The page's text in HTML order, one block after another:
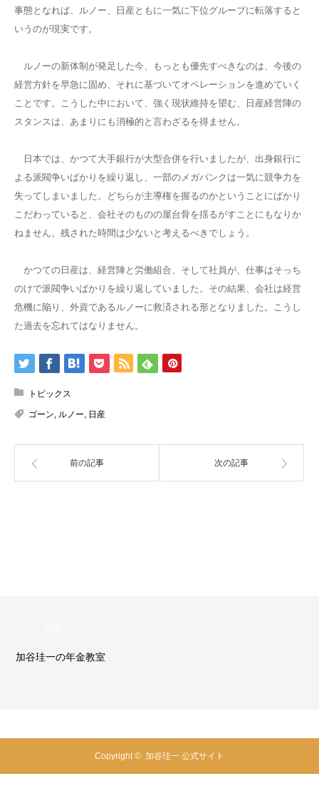
事態となれば、ルノー、日産ともに一気に下位グループに転落すると
いうのが現実です。
ルノーの新体制が発足した今、もっとも優先すべきなのは、今後の
経営方針を早急に固め、それに基づいてオペレーションを進めていく
ことです。こうした中において、強く現状維持を望む、日産経営陣の
スタンスは、あまりにも消極的と言わざるを得ません。
日本では、かつて大手銀行が大型合併を行いましたが、出身銀行に
よる派閥争いばかりを繰り返し、一部のメガバンクは一気に競争力を
失ってしまいました。どちらが主導権を握るのかということにばかり
こだわっていると、会社そのものの屋台骨を揺るがすことにもなりか
ねません。残された時間は少ないと考えるべきでしょう。
かつての日産は、経営陣と労働組合、そして社員が、仕事はそっち
のけで派閥争いばかりを繰り返していました。その結果、会社は経営
危機に陥り、外資であるルノーに救済される形となりました。こうし
た過去を忘れてはなりません。
トピックス
ゴーン ルノー 日産
前の記事 次の記事
加谷珪一の年金教室
Copyright © 加谷珪一 公式サイト